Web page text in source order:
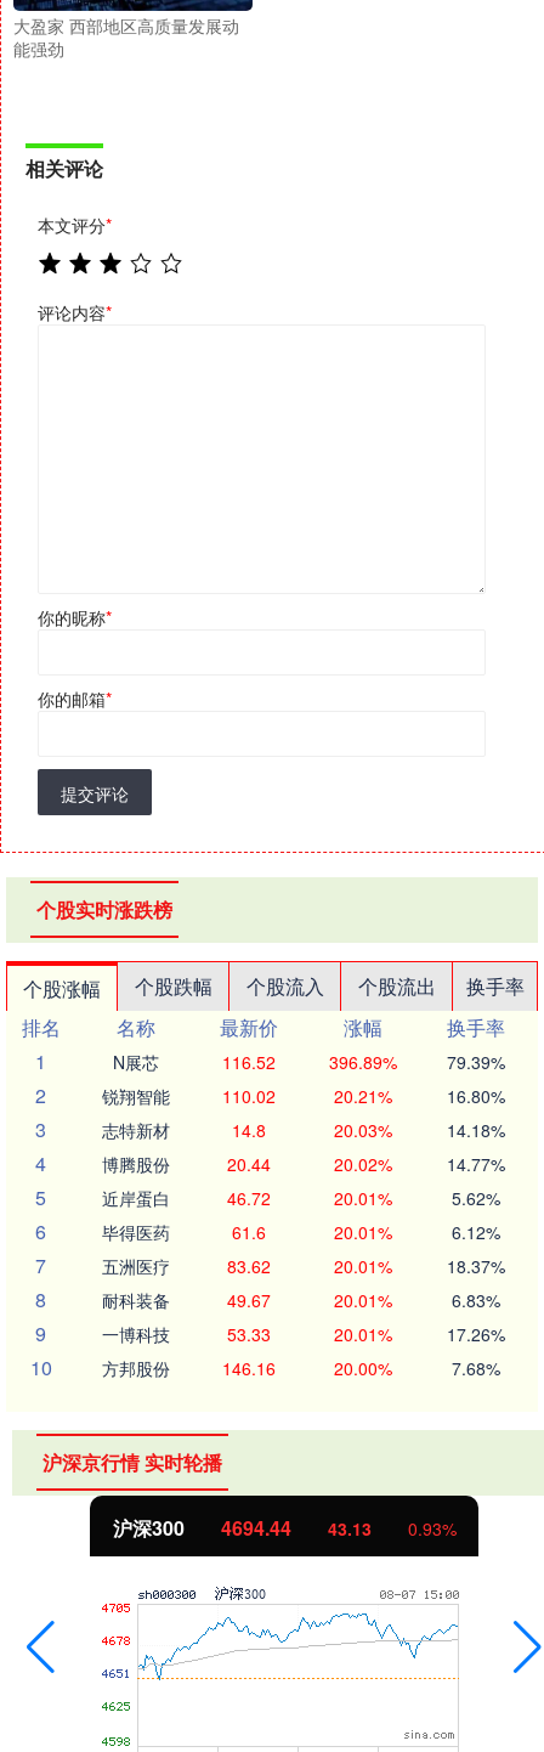
大盈家 西部地区高质量发展动
能强劲
相关评论
本文评分*
评论内容*
你的昵称*
你的邮箱*
提交评论
个股实时涨跌榜
个股涨幅 个股跌幅 个股流入 个股流出
换手率
排名
名称 最新价 涨幅
换手率
1
N展芯 116.52 396.89% 79.39%
2 锐翔智能 110.02 20.21% 16.80%
3 志特新材 14.8 20.03% 14.18%
4 博腾股份 20.44 20.02% 14.77%
5 近岸蛋白 46.72 20.01% 5.62%
6 毕得医药 61.6 20.01% 6.12%
7 五洲医疗 83.62 20.01% 18.37%
8 耐科装备 49.67 20.01% 6.83%
9 一博科技 53.33 20.01% 17.26%
10 方邦股份 146.16 20.00% 7.68%
沪深京行情 实时轮播
北证50 1134.24 11.37 1.01%